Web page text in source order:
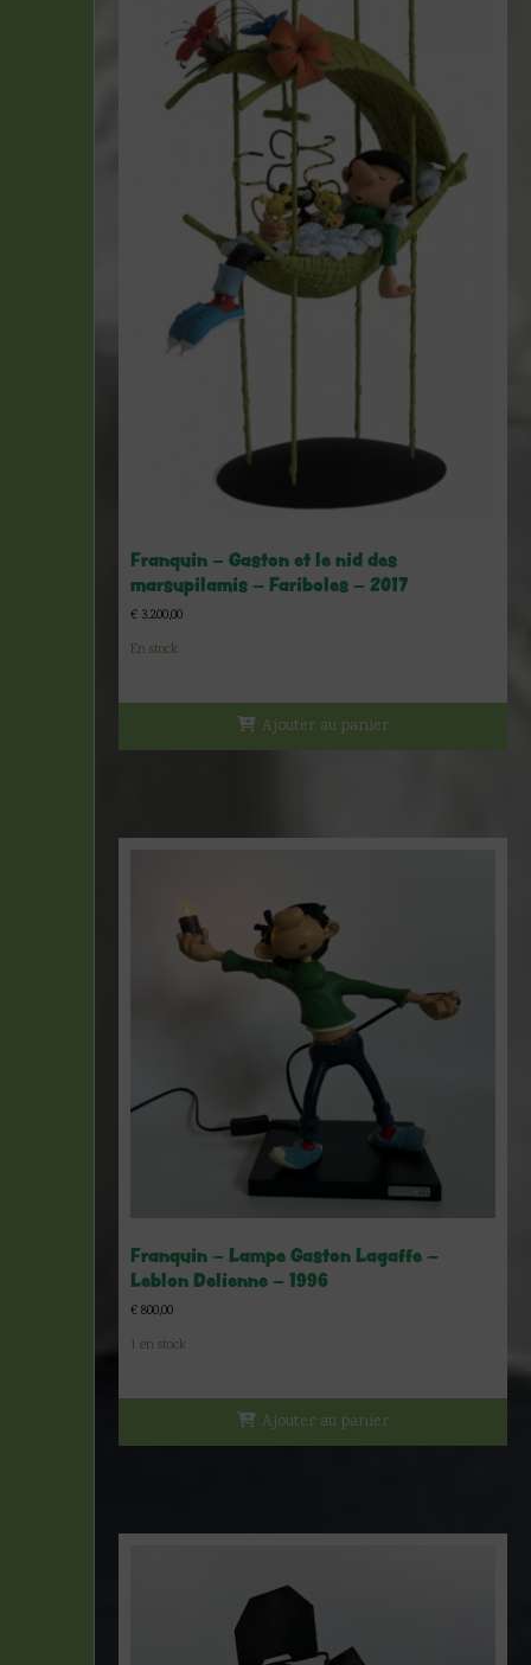
Franquin – Gaston et le nid des
marsupilamis – Fariboles – 2017
€ 3.200,00
En stock
Ajouter au panier
Franquin – Lampe Gaston Lagaffe –
Leblon Delienne – 1996
€800,00
1 en stock
Ajouter au panier